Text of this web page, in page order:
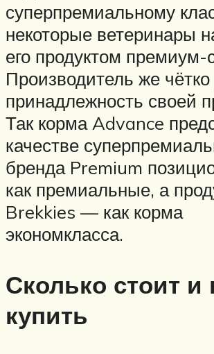
суперпремиальному
некоторые ветеринары
его продуктом премиум-
Производитель же чётко
принадлежность своей
Так корма Advance
качестве
бренда Premium
как премиальные, а
Brekkies — как корма
экономкласса.
Сколько стоит и
купить